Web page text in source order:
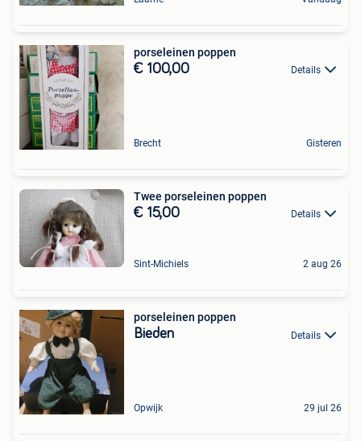
porseleinen poppen
€ 100,00 Details
Brecht Gisteren
Twee porseleinen poppen
€ 15,00 Details
Sint-Michiels 2 aug 26
porseleinen poppen
Bieden Details
Opwijk 29 jul 26